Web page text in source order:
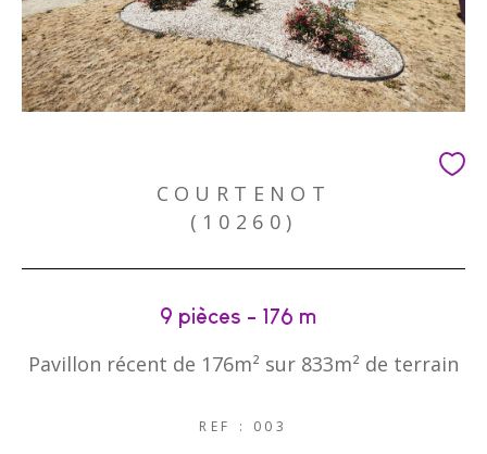
COURTENOT
(10260)
9 pièces - 176 m²
Pavillon récent de 176m² sur 833m² de terrain
REF : 003